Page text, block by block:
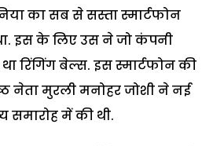
का सब से सस्ता स्मार्टफोन
इस के लिए उस ने जो कंपनी
रिंगिंग बेल्स. इस स्मार्टफोन की
नेता मुरली मनोहर जोशी ने नई
समारोह में की थी.